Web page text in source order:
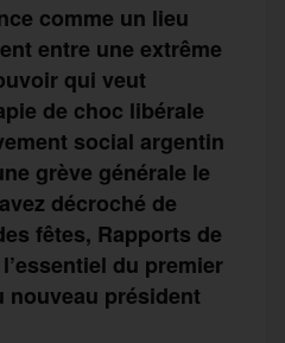
comme un lieu
entre une extrême
qui veut
de choc libérale
social argentin
grève générale le
décroché de
fêtes, Rapports de
du premier
nouveau président